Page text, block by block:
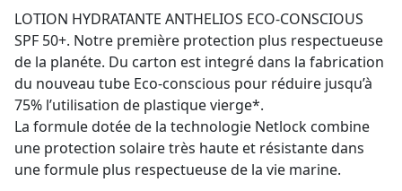
LOTION HYDRATANTE ANTHELIOS ECO-CONSCIOUS
SPF 50+. Notre première protection plus respectueuse
de la planéte. Du carton est integré dans la fabrication
du nouveau tube Eco-conscious pour réduire jusqu’à
75% l’utilisation de plastique vierge*.
La formule dotée de la technologie Netlock combine
une protection solaire très haute et résistante dans
une formule plus respectueuse de la vie marine.